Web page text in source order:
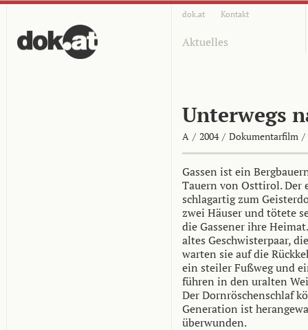
dok.at Kontakt
Aktuelles
Unterwegs
A / 2004 / Dokumentarfilm /
Gassen ist ein
Tauern von Osttirol. Der
schlagartig zum
zwei Häuser und tötete
die Gassener ihre
altes Geschwisterpaar,
warten sie auf die
ein steiler Fußweg und
führen in den uralten
Der Dornröschenschlaf
Generation ist
überwunden.